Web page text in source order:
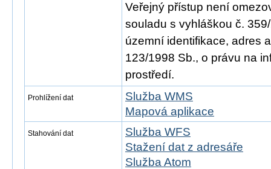
Veřejný přístup není
souladu s vyhláškou č.
územní identifikace, adres
123/1998 Sb., o právu na
prostředí.
Prohlížení dat
Služba WMS
Mapová aplikace
Stahování dat
Služba WFS
Stažení dat z adresáře
Služba Atom